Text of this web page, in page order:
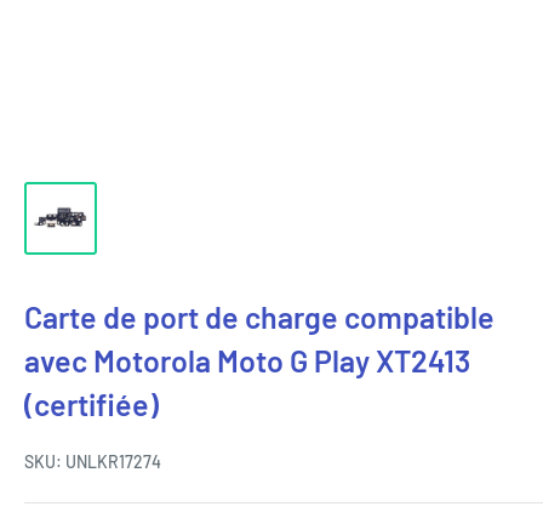
Carte de port de charge compatible
avec Motorola Moto G Play XT2413
(certifiée)
SKU: UNLKR17274